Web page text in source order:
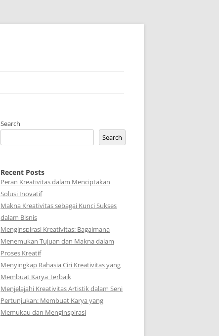
Search
Search
Recent Posts
Peran Kreativitas dalam Menciptakan
Solusi Inovatif
Makna Kreativitas sebagai Kunci Sukses
dalam Bisnis
Menginspirasi Kreativitas: Bagaimana
Menemukan Tujuan dan Makna dalam
Proses Kreatif
Menyingkap Rahasia Ciri Kreativitas yang
Membuat Karya Terbaik
Menjelajahi Kreativitas Artistik dalam Seni
Pertunjukan: Membuat Karya yang
Memukau dan Menginspirasi